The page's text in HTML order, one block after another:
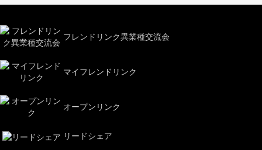
フレンドリンク異業種交流会
マイフレンドリンク
オープンリンク
リードシェア